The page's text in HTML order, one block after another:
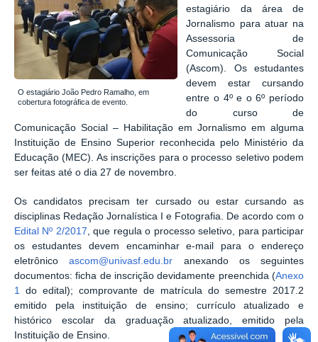
O estagiário João Pedro Ramalho, em
cobertura fotográfica de evento.
estagiário da área de
Jornalismo para atuar na
Assessoria de
Comunicação Social
(Ascom) . Os estudantes
devem estar cursando
entre o 4º e o 6º período
do curso de
Comunicação Social – Habilitação em Jornalismo em alguma
Instituição de Ensino Superior reconhecida pelo Ministério da
Educação (MEC). As inscrições para o processo seletivo podem
ser feitas até o dia 27 de novembro.
Os candidatos precisam ter cursado ou estar cursando as
disciplinas Redação Jornalística I e Fotografia. De acordo com o
Edital Nº 2/2017, que regula o processo seletivo, para participar
os estudantes devem encaminhar e-mail para o endereço
eletrônicoascom@univasf.edu.br anexando os seguintes
documentos: ficha de inscrição devidamente preenchida (Anexo
1 do edital); comprovante de matrícula do semestre 2017.2
emitido pela instituição de ensino; currículo atualizado e
histórico escolar da graduação atualizado, emitido pela
Instituição de Ensino.